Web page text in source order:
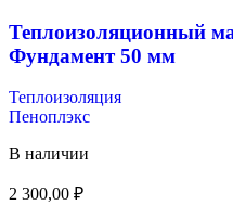
Теплоизоляционный
Фундамент 50 мм
Теплоизоляция
Пеноплэкс
В наличии
2 300,00 ₽